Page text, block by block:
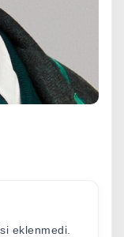
eklenmedi.